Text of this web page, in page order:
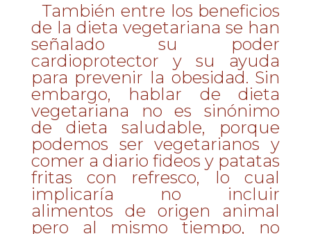
También entre los beneficios
de la dieta vegetariana se han
señalado su poder
cardioprotector y su ayuda
para prevenir la obesidad. Sin
embargo, hablar de dieta
vegetariana no es sinónimo
de dieta saludable, porque
podemos ser vegetarianos y
comer a diario fideos y patatas
fritas con refresco, lo cual
implicaría no incluir
alimentos de origen animal
pero al mismo tiempo, no